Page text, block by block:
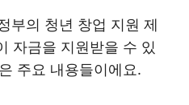
부의 청년 창업 지원 제
자금을 지원받을 수 있
주요 내용들이에요.